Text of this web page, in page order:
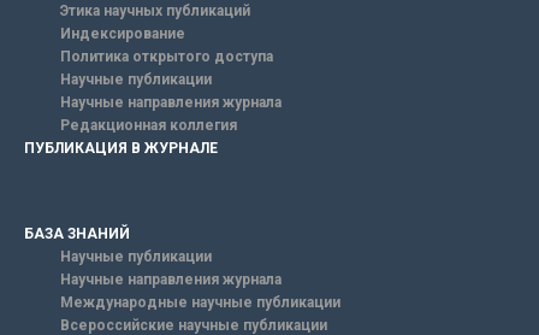
Этика научных публикаций
Индексирование
Политика открытого доступа
Научные публикации
Научные направления журнала
Редакционная коллегия
ПУБЛИКАЦИЯ В ЖУРНАЛЕ
БАЗА ЗНАНИЙ
Научные публикации
Научные направления журнала
Международные научные публикации
Всероссийские научные публикации